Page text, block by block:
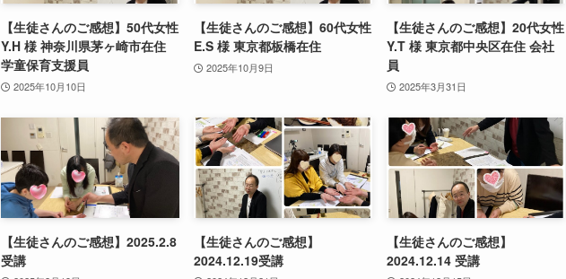
【生徒さんのご感想】50代女性
Y.H 様 神奈川県茅ヶ崎市在住
学童保育支援員
2025年10月10日
【生徒さんのご感想】60代女性
E.S 様 東京都板橋在住
2025年10月9日
【生徒さんのご感想】20代女性
Y.T 様 東京都中央区在住 会社
員
2025年3月31日
【生徒さんのご感想】2025.2.8
受講
【生徒さんのご感想】
2024.12.19受講
【生徒さんのご感想】
2024.12.14 受講